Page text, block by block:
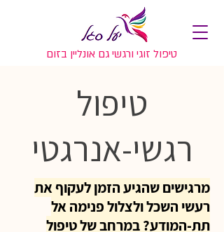
טיפול זוגי ורגשי גם אונליין בזום
טיפול
רגשי-אנרגטי
מרגישים שהגיע הזמן לעקוף את
רעשי השכל ולצלול פנימה אל
תת-המודע? במרחב של טיפול